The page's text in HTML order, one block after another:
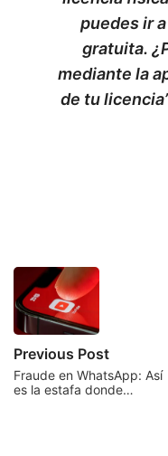
puedes ir
gratuita.
mediante la
de tu
Previous Post
Fraude en WhatsApp: Así
es la estafa donde…